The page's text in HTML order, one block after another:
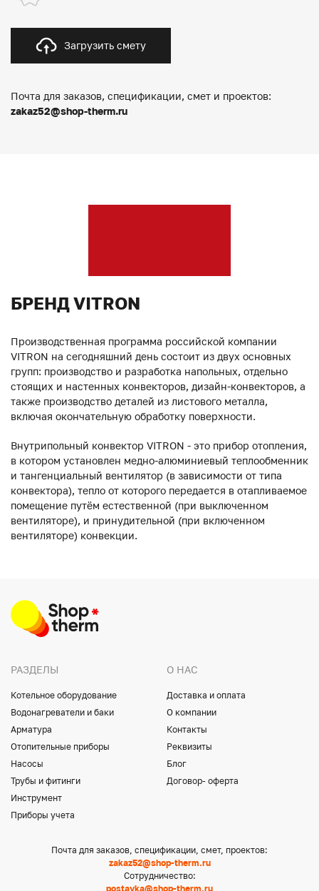
Загрузить смету
Почта для заказов, спецификации, смет и проектов:
zakaz52@shop-therm.ru
БРЕНД VITRON
Производственная программа российской компании
VITRON на сегодняшний день состоит из двух основных
групп: производство и разработка напольных, отдельно
стоящих и настенных конвекторов, дизайн-конвекторов, а
также производство деталей из листового металла,
включая окончательную обработку поверхности.
Внутрипольный конвектор VITRON - это прибор отопления,
в котором установлен медно-алюминиевый теплообменник
и тангенциальный вентилятор (в зависимости от типа
конвектора), тепло от которого передается в отапливаемое
помещение путём естественной (при выключенном
вентиляторе), и принудительной (при включенном
вентиляторе) конвекции.
РАЗДЕЛЫ
Котельное оборудование
Водонагреватели и баки
Арматура
Отопительные приборы
Насосы
Трубы и фитинги
Инструмент
Приборы учета
О НАС
Доставка и оплата
О компании
Контакты
Реквизиты
Блог
Договор- оферта
Почта для заказов, спецификации, смет, проектов:
zakaz52@shop-therm.ru
Сотрудничество:
postavka@shop-therm.ru